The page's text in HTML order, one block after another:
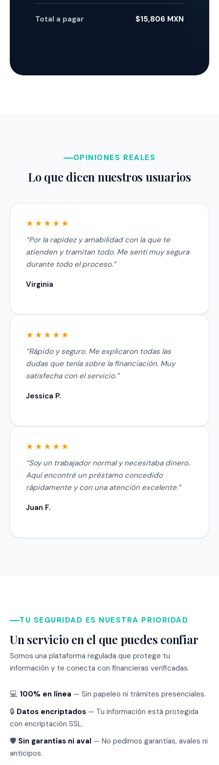
Total a pagar $15,806 MXN
OPINIONES REALES
Lo que dicen nuestros usuarios
“Por la rapidez y amabilidad con la que te
atienden y tramitan todo. Me sentí muy segura
durante todo el proceso.”
Virginia
“Rápido y seguro. Me explicaron todas las
dudas que tenía sobre la financiación. Muy
satisfecha con el servicio.”
Jessica P.
“Soy un trabajador normal y necesitaba dinero.
Aquí encontré un préstamo concedido
rápidamente y con una atención excelente.”
Juan F.
TU SEGURIDAD ES NUESTRA PRIORIDAD
Un servicio en el que puedes confiar
Somos una plataforma regulada que protege tu
información y te conecta con financieras verificadas.
💻 100% en línea — Sin papeleo ni trámites presenciales.
🔒 Datos encriptados — Tu información está protegida
con encriptación SSL.
🛡 Sin garantías ni aval — No pedimos garantías, avales ni
anticipos.